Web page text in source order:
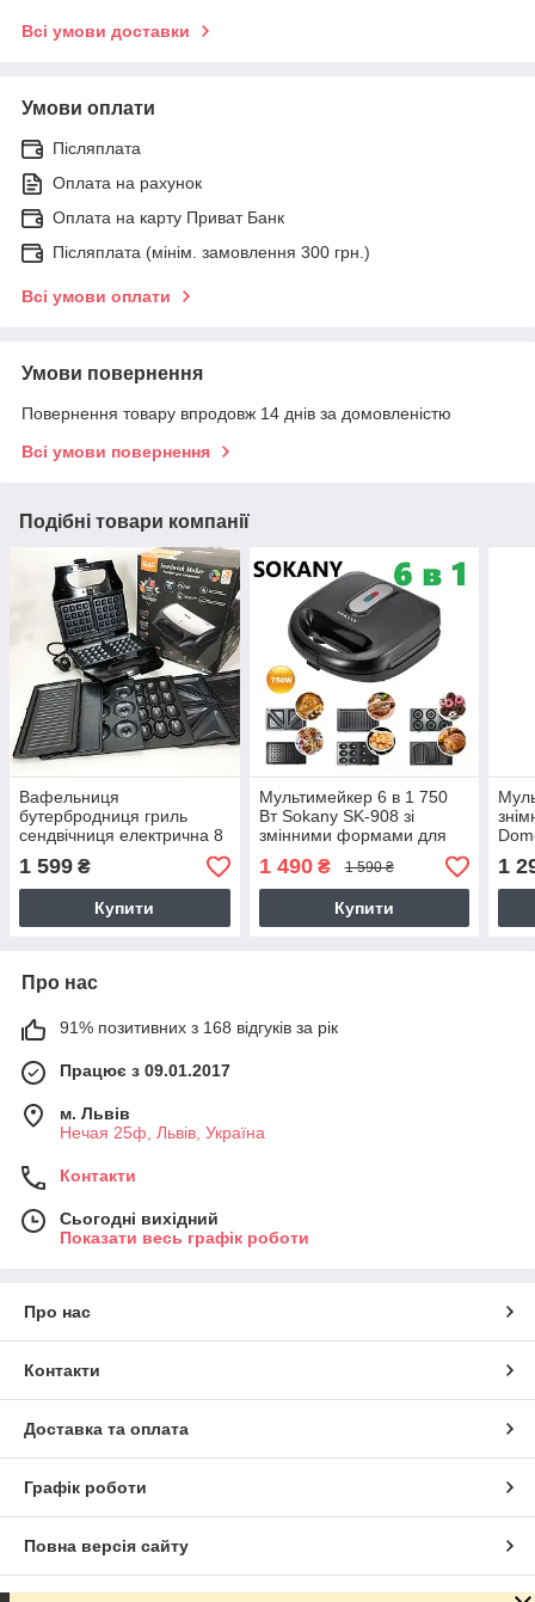
Всі умови доставки
Умови оплати
Післяплата
Оплата на рахунок
Оплата на карту Приват Банк
Післяплата (мінім. замовлення 300 грн.)
Всі умови оплати
Умови повернення
Повернення товару впродовж 14 днів за домовленістю
Всі умови повернення
Подібні товари компанії
Вафельниця
бутербродниця гриль
сендвічниця електрична 8
в 1 RAF R.551 850Вт
Мультипекар з 8 формами
1 599 ₴
Купити
Мультимейкер 6 в 1 750
Вт Sokany SK-908 зі
змінними формами для
вафель, горішків, печива
та страв на грилі
1 490₴ 1 590 ₴
Купити
1
Про нас
91% позитивних з 168 відгуків за рік
Працює з 09.01.2017
м. Львів
Нечая 25ф, Львів, Україна
Контакти
Сьогодні вихідний
Показати весь графік роботи
Про нас
Контакти
Доставка та оплата
Графік роботи
Повна версія сайту